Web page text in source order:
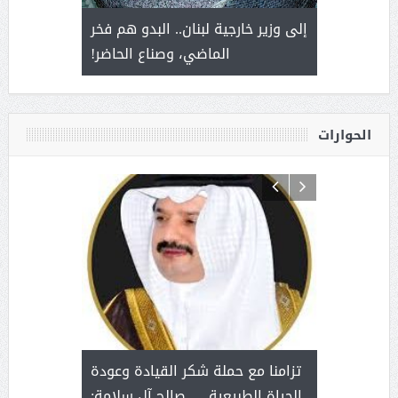
سلمان
إلى وزير خارجية لبنان.. البدو هم فخر
الماضي، وصناع الحاضر!
الحوارات
تزامنا مع حملة شكر القيادة وعودة
آل شرمه:
على برامج